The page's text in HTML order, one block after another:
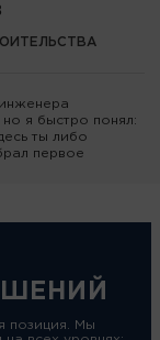
я быстро понял:
ты либо
первое
позиция. Мы